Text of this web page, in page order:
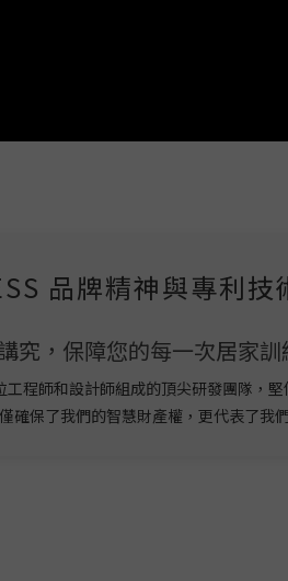
品牌精神與專利技
究，保障您的每一次居家訓
工程師和設計師組成的頂尖研發團隊
確保了我們的智慧財產權，更代表了